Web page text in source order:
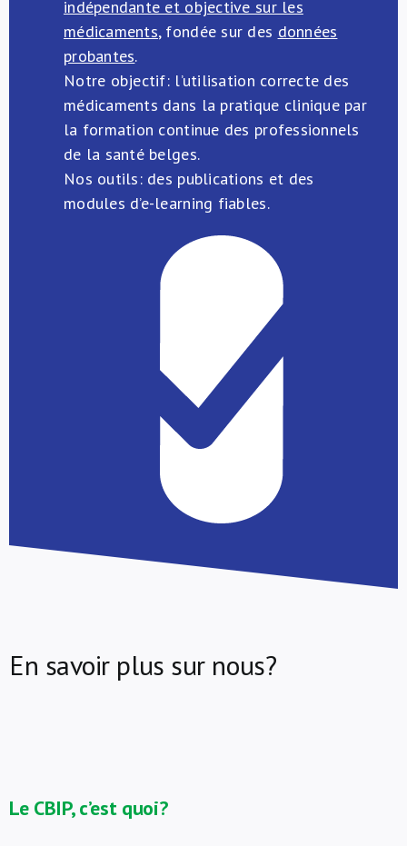
indépendante et objective sur les
médicaments, fondée sur des données
probantes.
Notre objectif: l’utilisation correcte des
médicaments dans la pratique clinique par
la formation continue des professionnels
de la santé belges.
Nos outils: des publications et des
modules d’e-learning fiables.
En savoir plus sur nous?
Le CBIP, c’est quoi?